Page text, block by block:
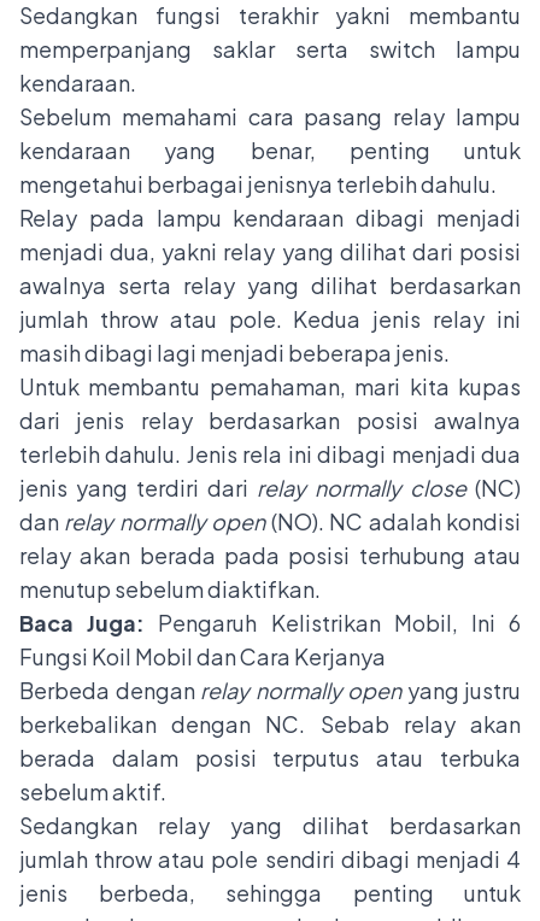
Sedangkan fungsi terakhir yakni membantu
memperpanjang saklar serta switch lampu
kendaraan.
Sebelum memahami cara pasang relay lampu
kendaraan yang benar, penting untuk
mengetahui berbagai jenisnya terlebih dahulu.
Relay pada lampu kendaraan dibagi menjadi
menjadi dua, yakni relay yang dilihat dari posisi
awalnya serta relay yang dilihat berdasarkan
jumlah throw atau pole. Kedua jenis relay ini
masih dibagi lagi menjadi beberapa jenis.
Untuk membantu pemahaman, mari kita kupas
dari jenis relay berdasarkan posisi awalnya
terlebih dahulu. Jenis rela ini dibagi menjadi dua
jenis yang terdiri dari relay normally close(NC)
dan relay normally open(NO). NC adalah kondisi
relay akan berada pada posisi terhubung atau
menutup sebelum diaktifkan.
Baca Juga:
Pengaruh Kelistrikan Mobil, Ini 6
Fungsi Koil Mobil dan Cara Kerjanya
Berbeda dengan relay normally openyang justru
berkebalikan dengan NC. Sebab relay akan
berada dalam posisi terputus atau terbuka
sebelum aktif.
Sedangkan relay yang dilihat berdasarkan
jumlah throw atau pole sendiri dibagi menjadi 4
jenis berbeda, sehingga penting untuk